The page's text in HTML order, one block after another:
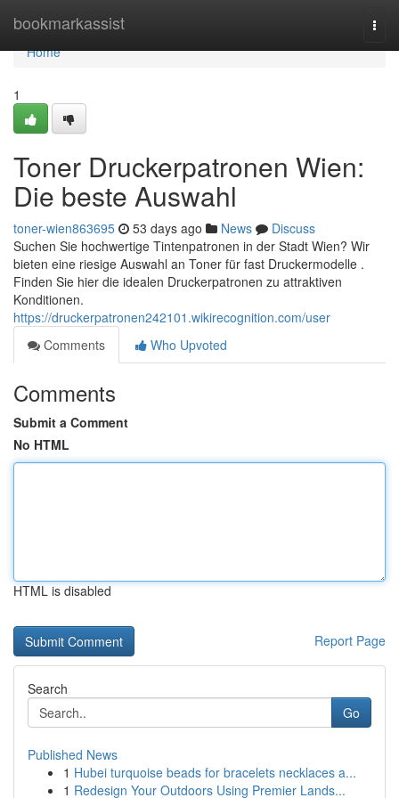
bookmarkassist
Home
Home
1
Toner Druckerpatronen Wien:
Die beste Auswahl
toner-wien863695 53 days ago News
Discuss
Suchen Sie hochwertige Tintenpatronen in der Stadt Wien? Wir
bieten eine riesige Auswahl an Toner für fast Druckermodelle .
Finden Sie hier die idealen Druckerpatronen zu attraktiven
Konditionen.
https://druckerpatronen242101.wikirecognition.com/user
Comments
Who Upvoted
Comments
Submit a Comment
No HTML
HTML is disabled
Report Page
Search
Go
Published News
1 Hubei turquoise beads for bracelets necklaces a...
1 Redesign Your Outdoors Using Premier Lands...